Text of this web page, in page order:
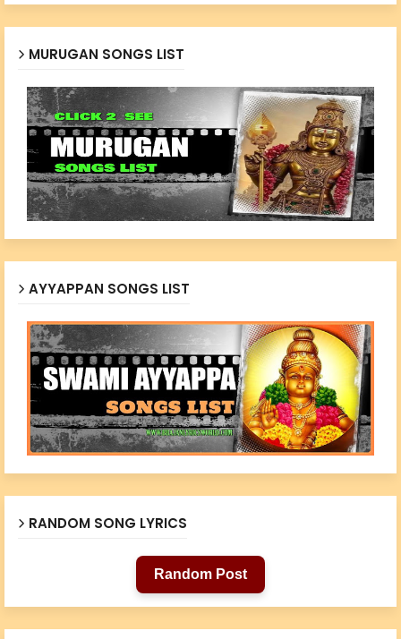
MURUGAN SONGS LIST
AYYAPPAN SONGS LIST
RANDOM SONG LYRICS
Random Post